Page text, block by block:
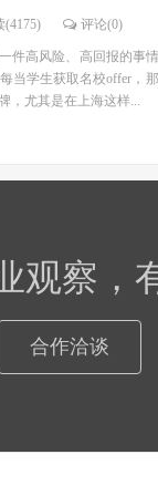
(4175) 评论(0)
件高风险、高回报的事
当学生获取名校offer，
，尤其是在上海这样...
观察，
合作洽谈